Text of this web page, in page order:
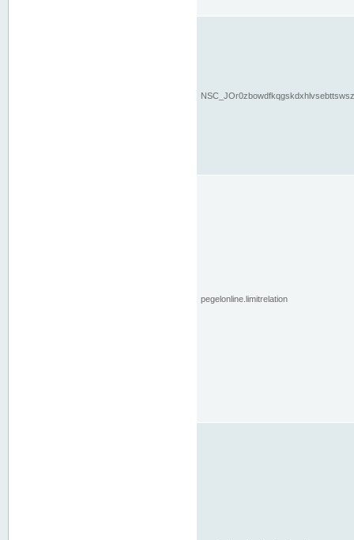
pegelonline.limitrelation